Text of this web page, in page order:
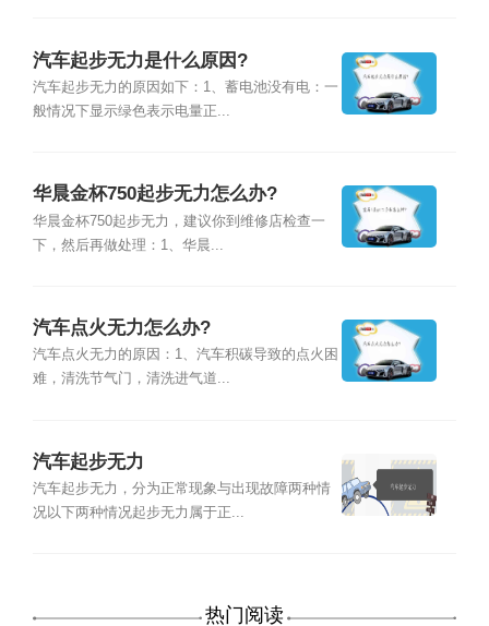
汽车起步无力是什么原因?
汽车起步无力的原因如下：1、蓄电池没有电：一
般情况下显示绿色表示电量正...
华晨金杯750起步无力怎么办?
华晨金杯750起步无力，建议你到维修店检查一
下，然后再做处理：1、华晨...
汽车点火无力怎么办?
汽车点火无力的原因：1、汽车积碳导致的点火困
难，清洗节气门，清洗进气道...
汽车起步无力
汽车起步无力，分为正常现象与出现故障两种情
况以下两种情况起步无力属于正...
热门阅读